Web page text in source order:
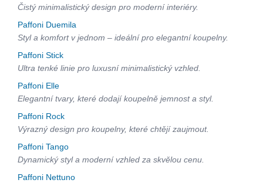
Čistý minimalistický design pro moderní interiéry.
Paffoni Duemila
Styl a komfort v jednom – ideální pro elegantní koupelny.
Paffoni Stick
Ultra tenké linie pro luxusní minimalistický vzhled.
Paffoni Elle
Elegantní tvary, které dodají koupelně jemnost a styl.
Paffoni Rock
Výrazný design pro koupelny, které chtějí zaujmout.
Paffoni Tango
Dynamický styl a moderní vzhled za skvělou cenu.
Paffoni Nettuno